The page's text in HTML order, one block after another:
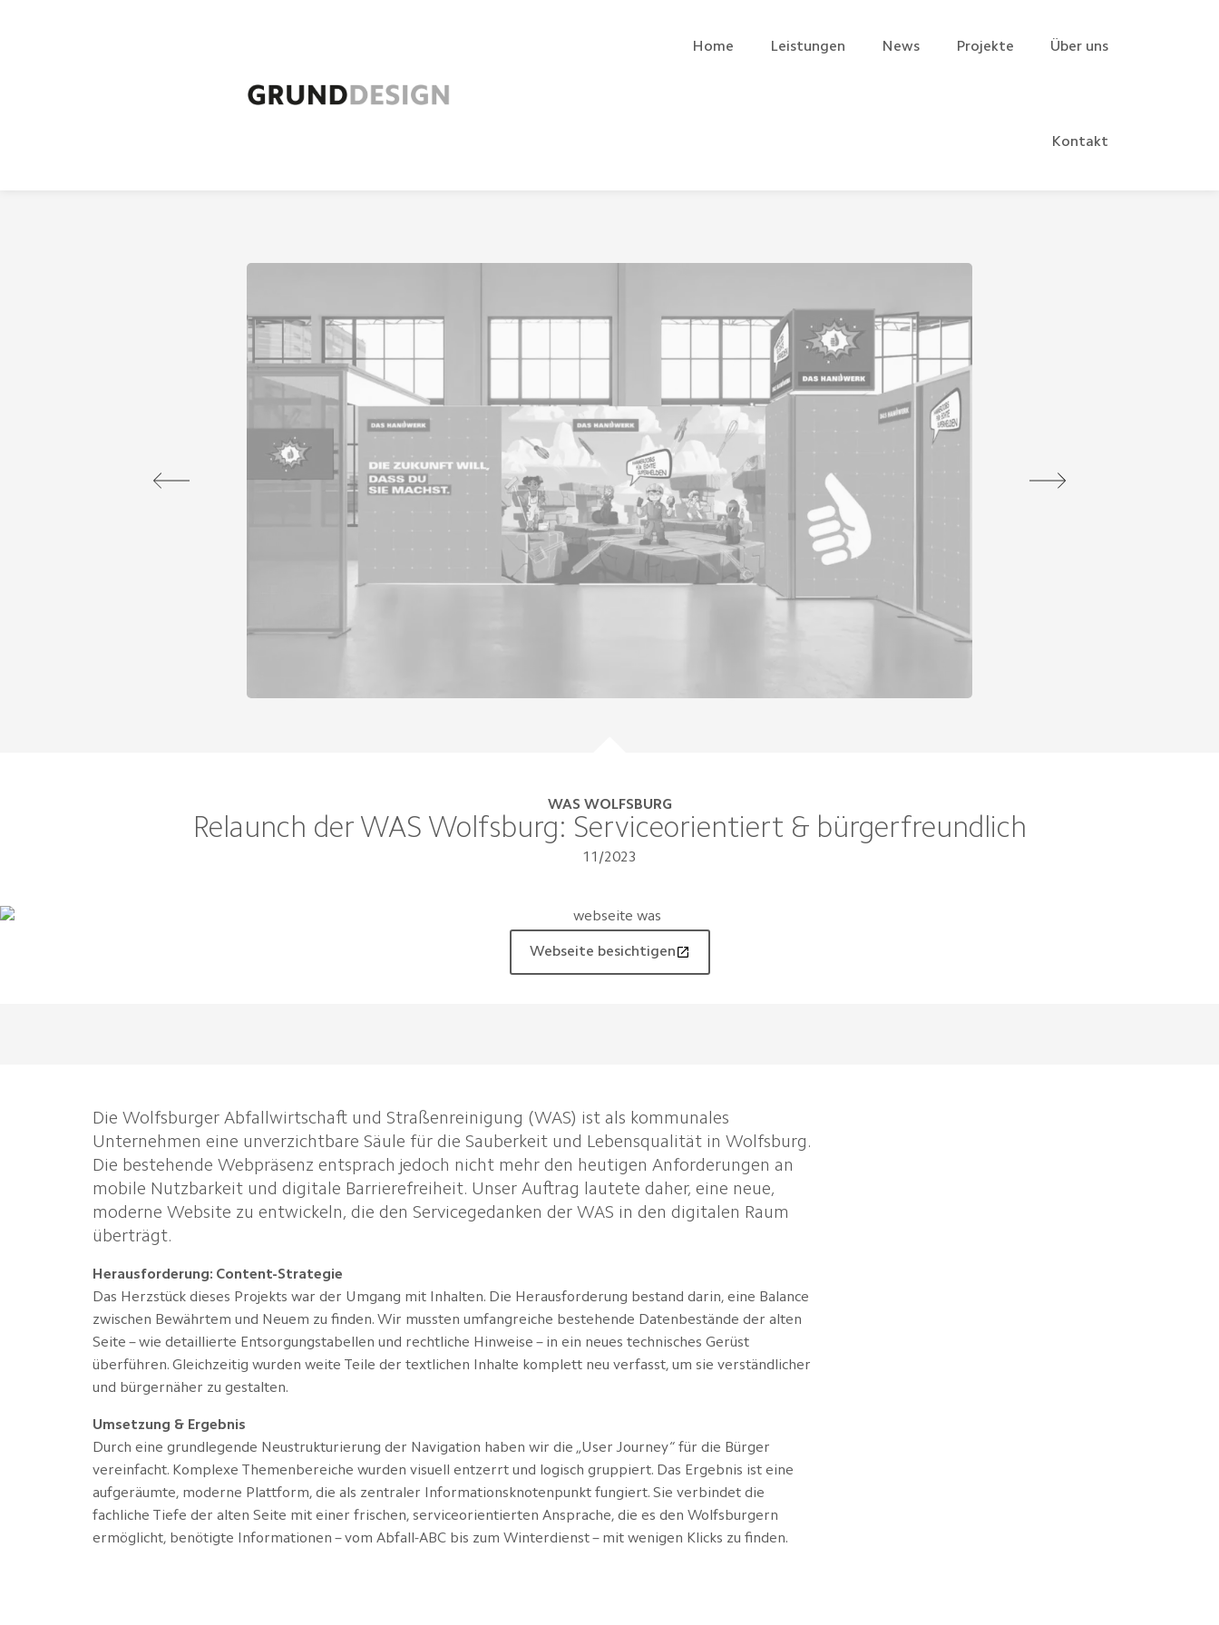
Home Leistungen News Projekte Über uns
Kontakt
WAS WOLFSBURG
Relaunch der WAS Wolfsburg: Serviceorientiert & bürgerfreundlich
11/2023
Webseite besichtigen
Die Wolfsburger Abfallwirtschaft und Straßenreinigung (WAS) ist als kommunales
Unternehmen eine unverzichtbare Säule für die Sauberkeit und Lebensqualität in Wolfsburg.
Die bestehende Webpräsenz entsprach jedoch nicht mehr den heutigen Anforderungen an
mobile Nutzbarkeit und digitale Barrierefreiheit. Unser Auftrag lautete daher, eine neue,
moderne Website zu entwickeln, die den Servicegedanken der WAS in den digitalen Raum
überträgt.
Herausforderung: Content-Strategie
Das Herzstück dieses Projekts war der Umgang mit Inhalten. Die Herausforderung bestand darin, eine Balance
zwischen Bewährtem und Neuem zu finden. Wir mussten umfangreiche bestehende Datenbestände der alten
Seite – wie detaillierte Entsorgungstabellen und rechtliche Hinweise – in ein neues technisches Gerüst
überführen. Gleichzeitig wurden weite Teile der textlichen Inhalte komplett neu verfasst, um sie verständlicher
und bürgernäher zu gestalten.
Umsetzung & Ergebnis
Durch eine grundlegende Neustrukturierung der Navigation haben wir die „User Journey“ für die Bürger
vereinfacht. Komplexe Themenbereiche wurden visuell entzerrt und logisch gruppiert. Das Ergebnis ist eine
aufgeräumte, moderne Plattform, die als zentraler Informationsknotenpunkt fungiert. Sie verbindet die
fachliche Tiefe der alten Seite mit einer frischen, serviceorientierten Ansprache, die es den Wolfsburgern
ermöglicht, benötigte Informationen – vom Abfall-ABC bis zum Winterdienst – mit wenigen Klicks zu finden.